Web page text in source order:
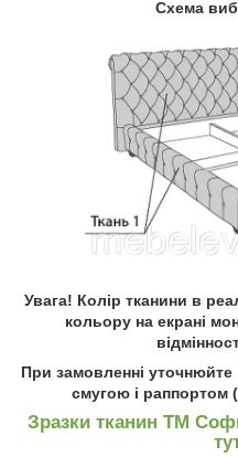
Схема
Увага! Колір тканини в
кольору на екрані
При замовленні уточнюйте
смугою і раппортом
Зразки тканин ТМ